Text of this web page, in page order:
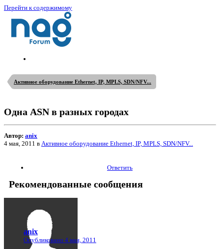
Перейти к содержимому
Активное оборудование Ethernet, IP, MPLS, SDN/NFV...
Одна ASN в разных городах
Автор: anix
4 мая, 2011 в Активное оборудование Ethernet, IP, MPLS, SDN/NFV...
Ответить
Рекомендованные сообщения
anix
Опубликовано 4 мая, 2011